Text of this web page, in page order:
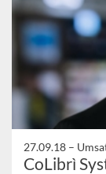
27.09.18 –
CoLibrì